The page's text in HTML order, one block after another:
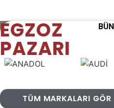
EGZOZ
PAZARI
TÜM MARKALARI GÖR